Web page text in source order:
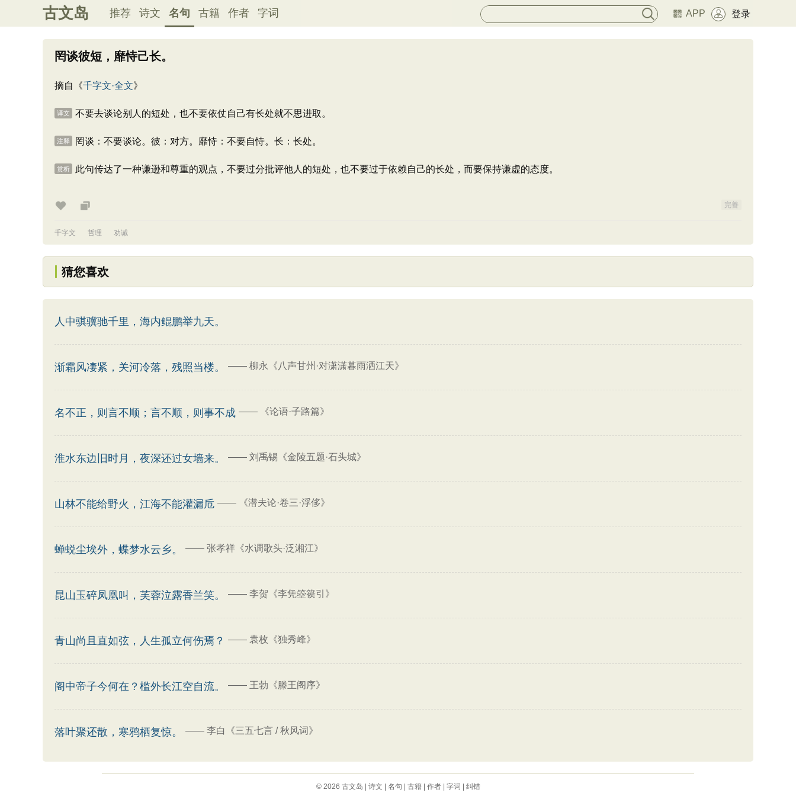
古文岛 推荐 诗文 名句 古籍 作者 字词 APP 登录
罔谈彼短，靡恃己长。
摘自《千字文·全文》
译文 不要去谈论别人的短处，也不要依仗自己有长处就不思进取。
注释 罔谈：不要谈论。彼：对方。靡恃：不要自恃。长：长处。
赏析 此句传达了一种谦逊和尊重的观点，不要过分批评他人的短处，也不要过于依赖自己的长处，而要保持谦虚的态度。
完善
千字文 哲理 劝诫
猜您喜欢
人中骐骥驰千里，海内鲲鹏举九天。
渐霜风凄紧，关河冷落，残照当楼。 —— 柳永《八声甘州·对潇潇暮雨洒江天》
名不正，则言不顺；言不顺，则事不成 —— 《论语·子路篇》
淮水东边旧时月，夜深还过女墙来。 —— 刘禹锡《金陵五题·石头城》
山林不能给野火，江海不能灌漏卮 —— 《潜夫论·卷三·浮侈》
蝉蜕尘埃外，蝶梦水云乡。 —— 张孝祥《水调歌头·泛湘江》
昆山玉碎凤凰叫，芙蓉泣露香兰笑。 —— 李贺《李凭箜篌引》
青山尚且直如弦，人生孤立何伤焉？ —— 袁枚《独秀峰》
阁中帝子今何在？槛外长江空自流。 —— 王勃《滕王阁序》
落叶聚还散，寒鸦栖复惊。 —— 李白《三五七言 / 秋风词》
© 2026 古文岛 诗文 名句 古籍| 作者| 字词 纠错